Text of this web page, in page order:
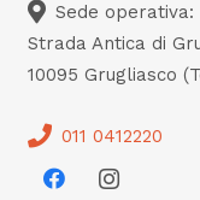
Sede operativa:
Strada Antica di
10095 Grugliasco
011 0412220